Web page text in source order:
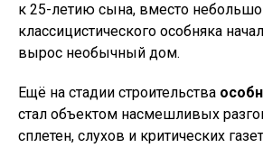
к 25-летию сына, вместо
классицистического особняка
вырос необычный дом.
Ещё на стадии строительства
стал объектом насмешливых
сплетен, слухов и критических